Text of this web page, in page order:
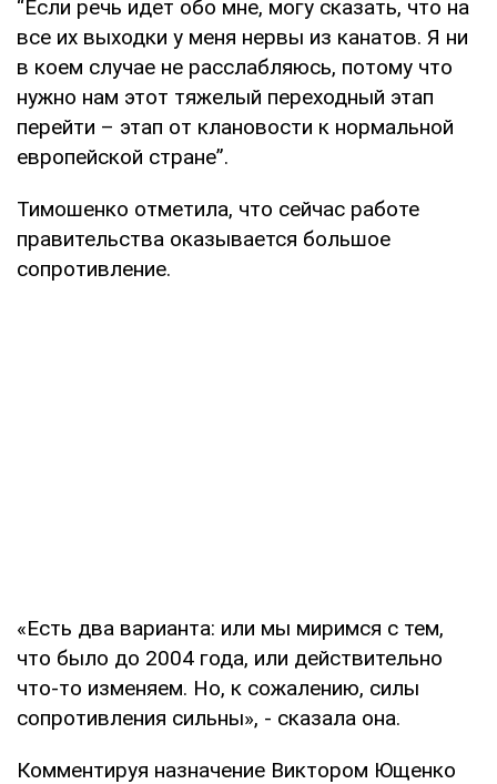
“Если речь идет обо мне, могу сказать, что на
все их выходки у меня нервы из канатов. Я ни
в коем случае не расслабляюсь, потому что
нужно нам этот тяжелый переходный этап
перейти – этап от клановости к нормальной
европейской стране”.
Тимошенко отметила, что сейчас работе
правительства оказывается большое
сопротивление.
«Есть два варианта: или мы миримся с тем,
что было до 2004 года, или действительно
что-то изменяем. Но, к сожалению, силы
сопротивления сильны», - сказала она.
Комментируя назначение Виктором Ющенко